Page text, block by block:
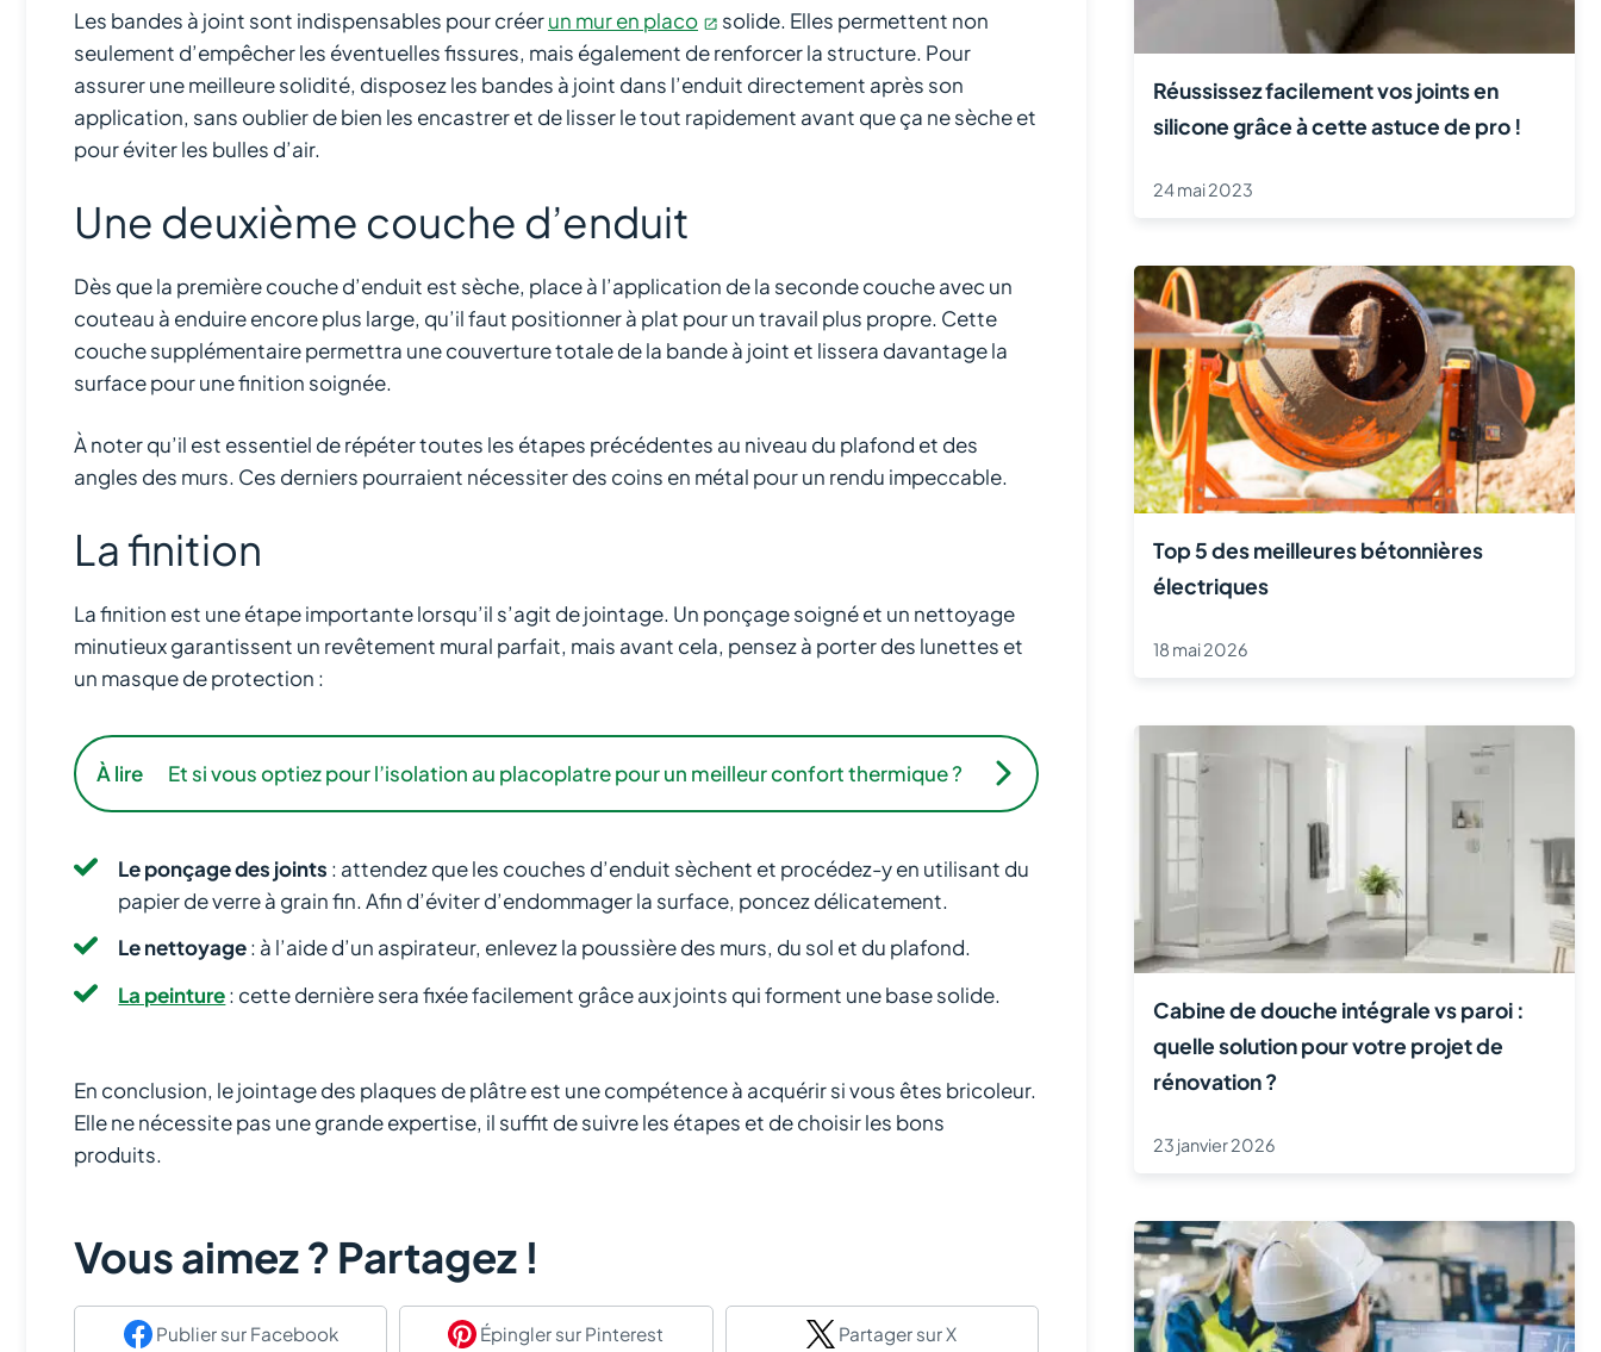
Les bandes à joint sont indispensables pour créerun mur en placo
solide. Elles permettent non
seulement d’empêcher les éventuelles fissures, mais également de renforcer la structure. Pour
assurer une meilleure solidité, disposez les bandes à joint dans l’enduit directement après son
application, sans oublier de bien les encastrer et de lisser le tout rapidement avant que ça ne sèche et
pour éviter les bulles d’air.
Une deuxième couche d’enduit
Dès que la première couche d’enduit est sèche, place à l’application de la seconde couche avec un
couteau à enduire encore plus large, qu’il faut positionner à plat pour un travail plus propre. Cette
couche supplémentaire permettra une couverture totale de la bande à joint et lissera davantage la
surface pour une finition soignée.
À noter qu’il est essentiel de répéter toutes les étapes précédentes au niveau du plafond et des
angles des murs. Ces derniers pourraient nécessiter des coins en métal pour un rendu impeccable.
La finition
La finition est une étape importante lorsqu’il s’agit de jointage. Un ponçage soigné et un nettoyage
minutieux garantissent un revêtement mural parfait, mais avant cela, pensez à porter des lunettes et
un masque de protection :
À lire Et si vous optiez pour l’isolation au placoplatre pour un meilleur confort thermique ?
Le ponçage des joints : attendez que les couches d’enduit sèchent et procédez-y en utilisant du
papier de verre à grain fin. Afin d’éviter d’endommager la surface, poncez délicatement.
Le nettoyage: à l’aide d’un aspirateur, enlevez la poussière des murs, du sol et du plafond.
La peinture: cette dernière sera fixée facilement grâce aux joints qui forment une base solide.
En conclusion, le jointage des plaques de plâtre est une compétence à acquérir si vous êtes bricoleur.
Elle ne nécessite pas une grande expertise, il suffit de suivre les étapes et de choisir les bons
produits.
Vous aimez ? Partagez !
Publiersur Facebook Épingler sur Pinterest Partager sur X
Réussissez facilement vos joints en
silicone grâce à cette astuce de pro !
24 mai 2023
Top 5 des meilleures bétonnières
électriques
18 mai 2026
Cabine de douche intégrale vs paroi :
quelle solution pour votre projet de
rénovation ?
23 janvier 2026